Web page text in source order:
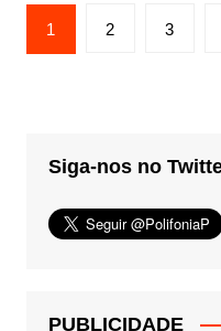
Paginação
de
1 2 3
Siga-nos no
PUBLICIDADE